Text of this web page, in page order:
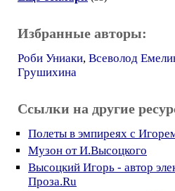
Избранные авторы:
Роби Униаки, Всеволод
Грушихина
Ссылки на другие
Полеты в эмпиреях с
Музон от И.Высоцкого
Высоцкий Игорь - автор
Проза.Ru